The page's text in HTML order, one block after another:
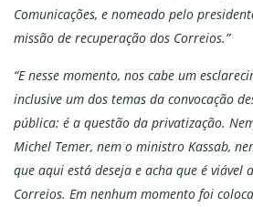
Comunicações, e nomeado pelo
missão de recuperação dos Correios.”
“E nesse momento, nos cabe um
inclusive um dos temas da convocação
pública: é a questão da privatização.
Michel Temer, nem o ministro Kassab,
que aqui está deseja e acha que é viável
Correios. Em nenhum momento foi